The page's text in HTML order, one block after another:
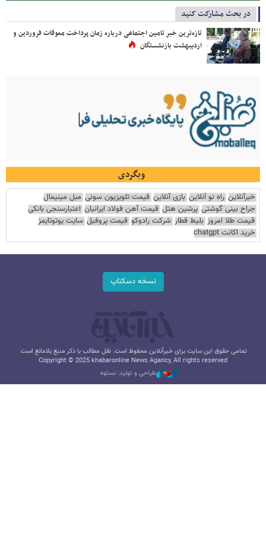
در بحث مشارکت کنید
تازه‌ترین خبر تامین اجتماعی درباره زمان پرداخت معوقات فروردین و
اردیبهشت بازنشستگان
وبگردی
خبرآنلاین راه نو آنلاین بازی آنلاین قیمت تلویزیون سونی مبل مینیمال
جراح بینی گوشتی پرشین هتل قیمت آهن فولاد ایرانیان اعتبارسنجی بانکی
قیمت طلا امروز بلیط قطار شرکت رادوکو قیمت پروفیل سایت یوتوتایمز
خرید اکانت chatgpt
نسخه دسکتاپ
تمامی حقوق این سایت برای خبرآنلاین محفوظ است. نقل مطالب با ذکر منبع بلامانع است.
Copyright © 2025 khabaronline News Agancy, All rights reserved
طراحی و تولید: نستوه